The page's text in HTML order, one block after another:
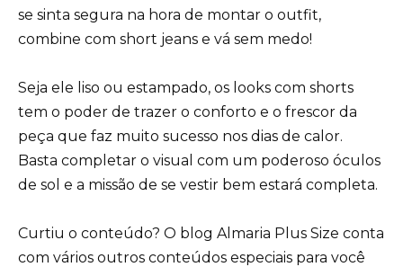
se sinta segura na hora de montar o outfit,
combine com short jeans e vá sem medo!
Seja ele liso ou estampado, os looks com shorts
tem o poder de trazer o conforto e o frescor da
peça que faz muito sucesso nos dias de calor.
Basta completar o visual com um poderoso óculos
de sol e a missão de se vestir bem estará completa.
Curtiu o conteúdo? O blog Almaria Plus Size conta
com vários outros conteúdos especiais para você